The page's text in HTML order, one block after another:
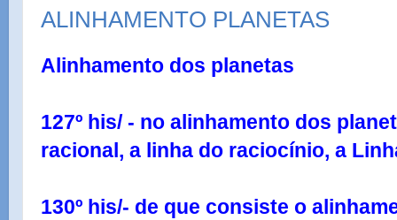
ALINHAMENTO PLANETAS
Alinhamento dos planetas
127º his/ - no alinhamento dos
racional, a linha do raciocínio, a
130º his/- de que consiste o